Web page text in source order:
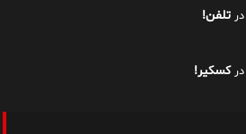
در تلفن!
درکسکیر!